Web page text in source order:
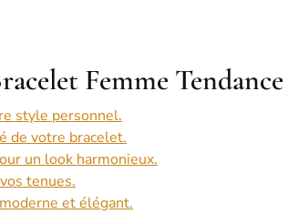
Femme Tendance
style personnel.
de votre bracelet.
un look harmonieux.
tenues.
et élégant.